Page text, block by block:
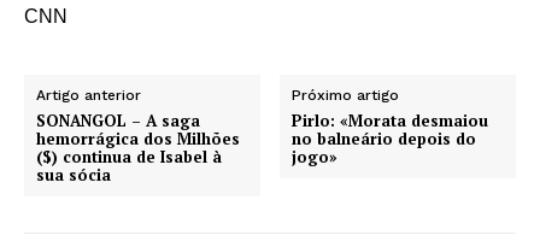
CNN
Artigo anterior
SONANGOL – A saga
hemorrágica dos Milhões
($) continua de Isabel à
sua sócia
Próximo artigo
Pirlo: «Morata desmaiou
no balneário depois do
jogo»